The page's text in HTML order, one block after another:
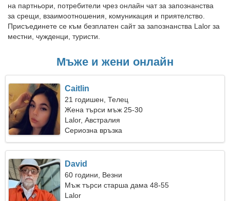
на партньори, потребители чрез онлайн чат за запознанства
за срещи, взаимоотношения, комуникация и приятелство.
Присъединете се към безплатен сайт за запознанства Lalor за
местни, чужденци, туристи.
Мъже и жени онлайн
Caitlin
21 годишен, Телец
Жена търси мъж 25-30
Lalor, Австралия
Сериозна връзка
David
60 години, Везни
Мъж търси старша дама 48-55
Lalor